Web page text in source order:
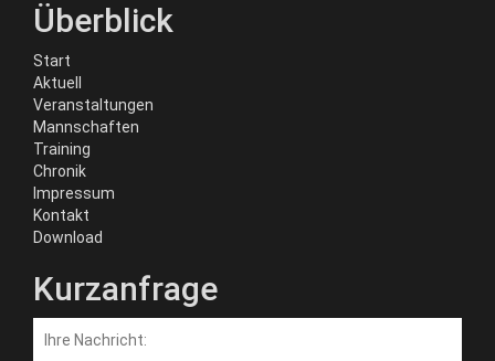
Überblick
Start
Aktuell
Veranstaltungen
Mannschaften
Training
Chronik
Impressum
Kontakt
Download
Kurzanfrage